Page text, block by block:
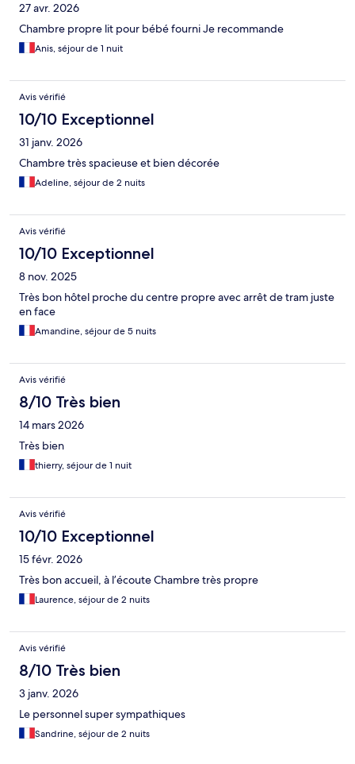
27 avr. 2026
Chambre propre lit pour bébé fourni Je recommande
Anis, séjour de 1 nuit
Avis vérifié
10/10 Exceptionnel
31 janv. 2026
Chambre très spacieuse et bien décorée
Adeline, séjour de 2 nuits
Avis vérifié
10/10 Exceptionnel
8 nov. 2025
Très bon hôtel proche du centre propre avec arrêt de tram juste
en face
Amandine, séjour de 5 nuits
Avis vérifié
8/10 Très bien
14 mars 2026
Très bien
thierry, séjour de 1 nuit
Avis vérifié
10/10 Exceptionnel
15 févr. 2026
Très bon accueil, à l’écoute Chambre très propre
Laurence, séjour de 2 nuits
Avis vérifié
8/10 Très bien
3 janv. 2026
Le personnel super sympathiques
Sandrine, séjour de 2 nuits